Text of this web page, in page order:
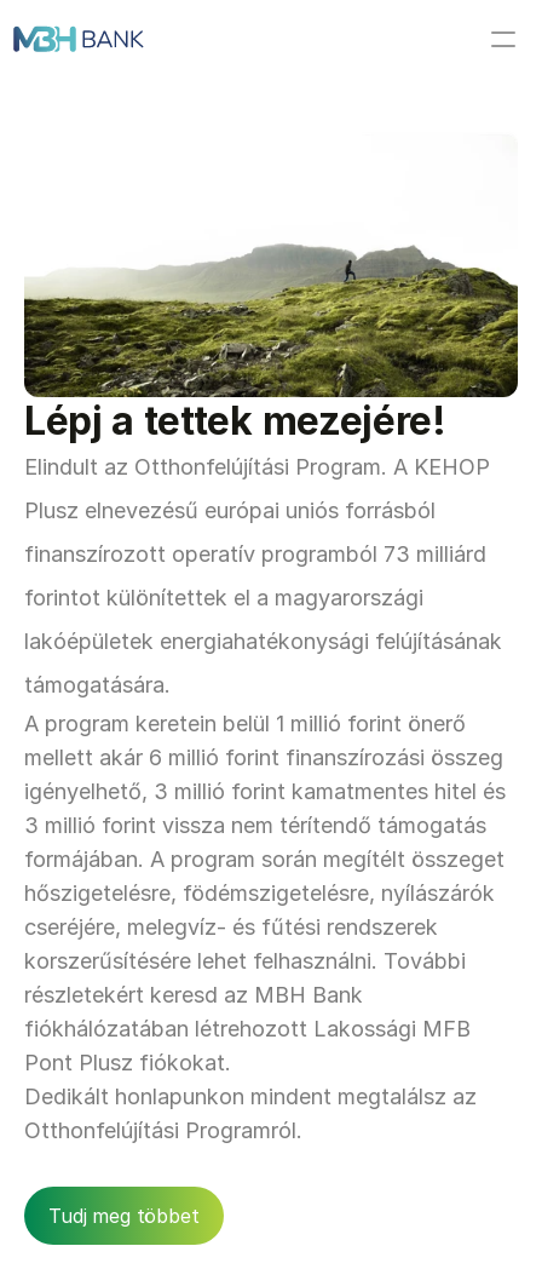
TÁRSADALMI SZEREPÜNK
MBH ENERGIA ASSZISZTENS
HITELEINK
Lépj a tettek mezejére!
Elindult az Otthonfelújítási Program. A KEHOP
Plusz elnevezésű európai uniós forrásból
finanszírozott operatív programból 73 milliárd
forintot különítettek el a magyarországi
lakóépületek energiahatékonysági felújításának
támogatására.
A program keretein belül 1 millió forint önerő
mellett akár 6 millió forint finanszírozási összeg
igényelhető, 3 millió forint kamatmentes hitel és
3 millió forint vissza nem térítendő támogatás
formájában. A program során megítélt összeget
hőszigetelésre, födémszigetelésre, nyílászárók
cseréjére, melegvíz- és fűtési rendszerek
korszerűsítésére lehet felhasználni. További
részletekért keresd az MBH Bank
fiókhálózatában létrehozott Lakossági MFB
Pont Plusz fiókokat.
Dedikált honlapunkon mindent megtalálsz az
Otthonfelújítási Programról.
Tudj meg többet